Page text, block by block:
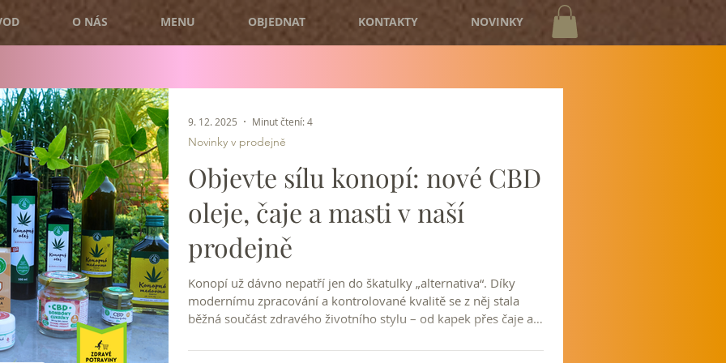
O NÁS MENU OBJEDNAT KONTAKTY NOVINKY
Objevte sílu konopí: nové CBD
oleje, čaje a masti v naší
prodejně
Konopí už dávno nepatří jen do škatulky „alternativa“. Díky
modernímu zpracování a kontrolované kvalitě se z něj stala
běžná součást zdravého životního stylu – od kapek přes čaje až
sortimentu zařadili konopné produkty české značky Zelená
Novinky v prodejně
9. 12. 2025 Minut čtení: 4